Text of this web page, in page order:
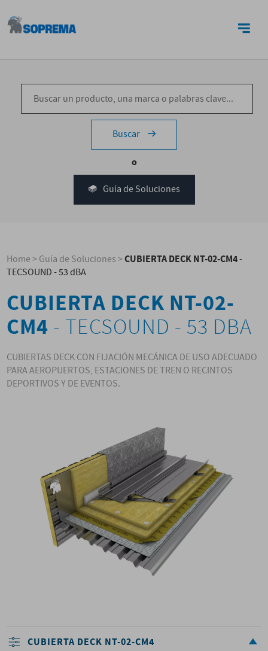
Buscar
o
Guía de Soluciones
Home>Guía de Soluciones>CUBIERTA DECK NT-02-CM4-
TECSOUND - 53 dBA
CUBIERTA DECK NT-02-
CM4 - TECSOUND - 53 DBA
CUBIERTAS DECK CON FIJACIÓN MECÁNICA DE USO ADECUADO
PARA AEROPUERTOS, ESTACIONES DE TREN O RECINTOS
DEPORTIVOS Y DE EVENTOS.
CUBIERTA DECK NT-02-CM4